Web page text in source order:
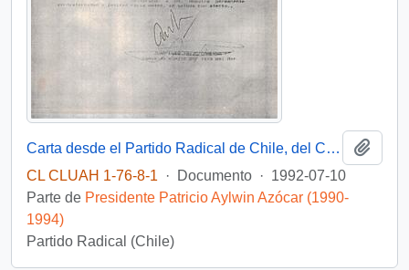
Carta desde el Partido Radical de Chile, del Concejal electo en la comuna de Viña del Mar, sr. Juan Luis Trejo Canessa, dirigida al Señor Patricio Aylwin A., Presidente de la República
CL CLUAH 1-76-8-1
· Documento · 1992-07-10
Parte de Presidente Patricio Aylwin Azócar (1990-
1994)
Partido Radical (Chile)